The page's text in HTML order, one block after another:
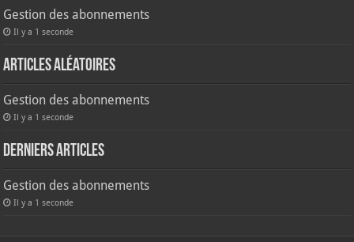
Gestion des abonnements
Il y a 1 seconde
Articles aléatoires
Gestion des abonnements
Il y a 1 seconde
Derniers articles
Gestion des abonnements
Il y a 1 seconde